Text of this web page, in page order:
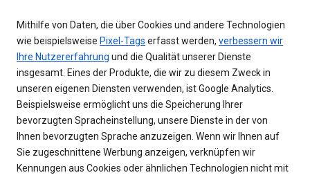
Mithilfe von Daten, die über Cookies und andere Technologien
wie beispielsweise Pixel-Tags erfasst werden, verbessern wir
Ihre Nutzererfahrung und die Qualität unserer Dienste
insgesamt. Eines der Produkte, die wir zu diesem Zweck in
unseren eigenen Diensten verwenden, ist Google Analytics.
Beispielsweise ermöglicht uns die Speicherung Ihrer
bevorzugten Spracheinstellung, unsere Dienste in der von
Ihnen bevorzugten Sprache anzuzeigen. Wenn wir Ihnen auf
Sie zugeschnittene Werbung anzeigen, verknüpfen wir
Kennungen aus Cookies oder ähnlichen Technologien nicht mit